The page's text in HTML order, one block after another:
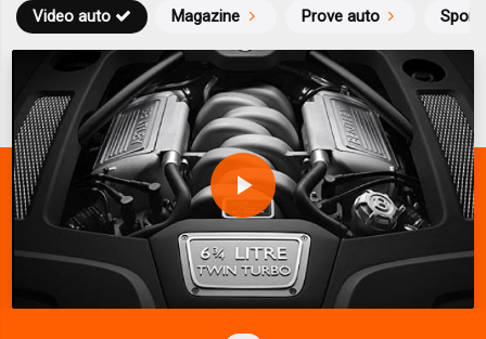
Magazine Prove auto
Video auto Sport
P
l
a